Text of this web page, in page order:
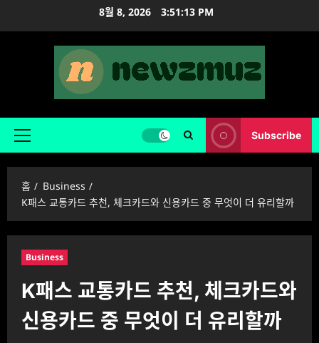
기
8월 8, 2026 3:51:14 PM
주
Subscribe
홈
Business
K패스 교통카드 추천, 체크카드와 신용카드 중 무엇이 더 유리할까
Business
K패스 교통카드 추천, 체크카드와
신용카드 중 무엇이 더 유리할까